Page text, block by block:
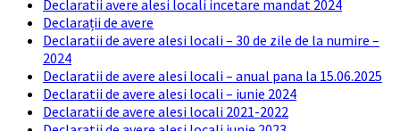
Declaratii avere alesi locali incetare mandat 2024
Declarații de avere
Declaratii de avere alesi locali – 30 de zile de la numire –
2024
Declaratii de avere alesi locali – anual pana la 15.06.2025
Declaratii de avere alesi locali – iunie 2024
Declaratii de avere alesi locali 2021-2022